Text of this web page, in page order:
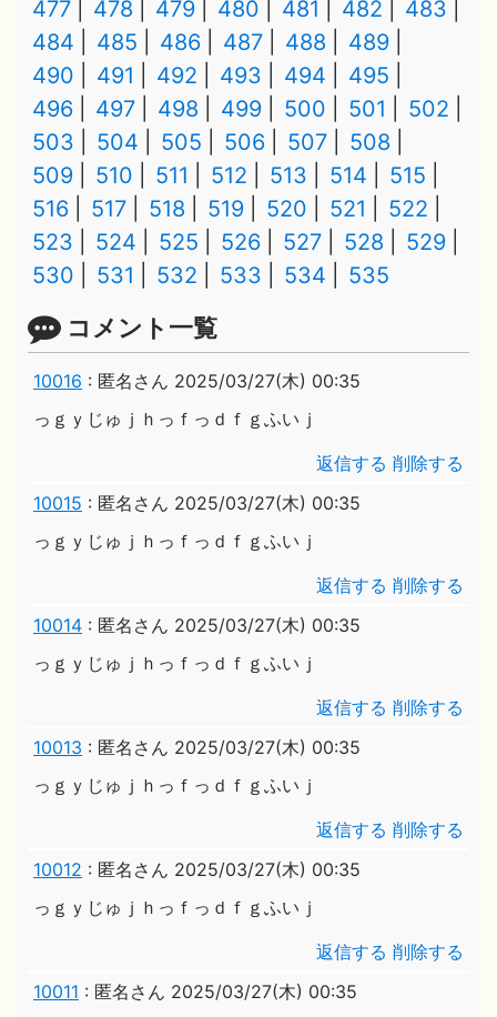
477 478 479 480 481 482
483
484
485 486 487 488
489
490
491 492 493 494
495
496
497 498 499 500 501
502
503
504 505 506 507
508
509
510 511 512 513 514
515
516
517 518 519 520 521
522
523
524 525 526 527 528
529
530
531 532 533 534 535
コメント一覧
10016 : 匿名さん 2025/03/27(木) 00:35
っｇｙじゅｊｈっｆっｄｆｇふいｊ
返信する 削除する
10015 : 匿名さん 2025/03/27(木) 00:35
っｇｙじゅｊｈっｆっｄｆｇふいｊ
返信する 削除する
10014 : 匿名さん 2025/03/27(木) 00:35
っｇｙじゅｊｈっｆっｄｆｇふいｊ
返信する 削除する
10013 : 匿名さん 2025/03/27(木) 00:35
っｇｙじゅｊｈっｆっｄｆｇふいｊ
返信する 削除する
10012 : 匿名さん 2025/03/27(木) 00:35
っｇｙじゅｊｈっｆっｄｆｇふいｊ
返信する 削除する
10011 : 匿名さん 2025/03/27(木) 00:35